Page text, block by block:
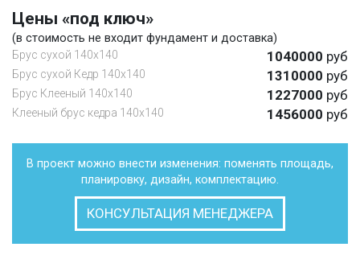
Цены «под ключ»
(в стоимость не входит фундамент и доставка)
Брус сухой 140х140 1040000 руб
Брус сухой Кедр 140х140 1310000 руб
Брус Клееный 140х140 1227000 руб
Клееный брус кедра 140х140 1456000 руб
В проект можно внести изменения: поменять площадь,
планировку, дизайн, комплектацию.
КОНСУЛЬТАЦИЯ МЕНЕДЖЕРА